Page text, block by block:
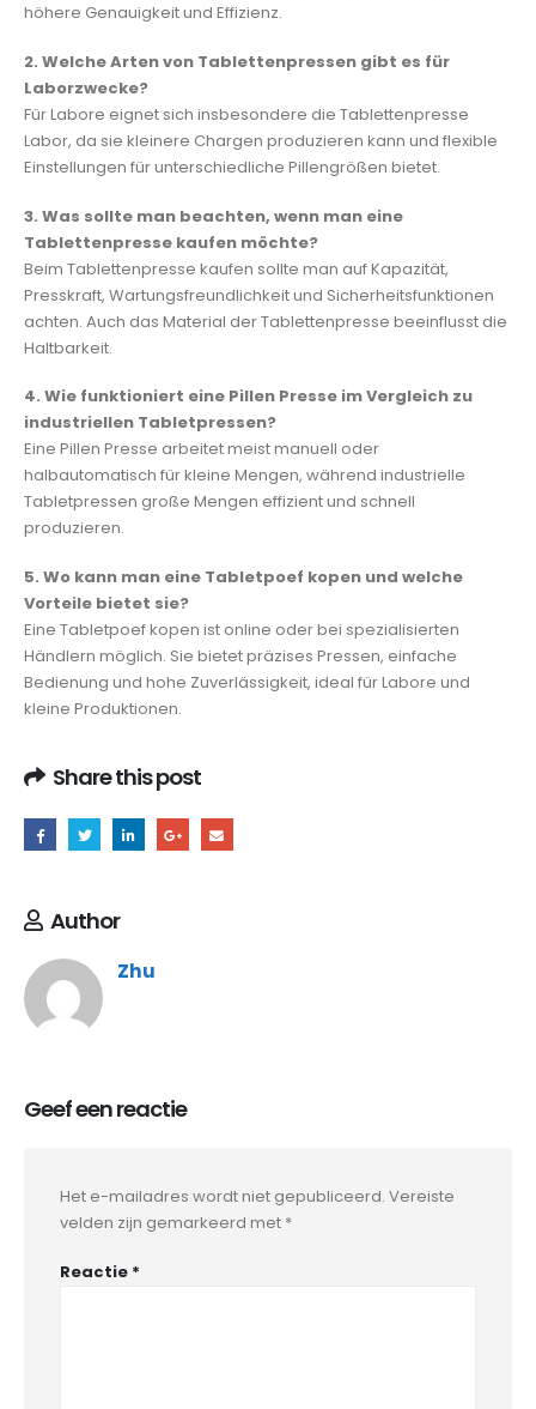
höhere Genauigkeit und Effizienz.
2. Welche Arten von Tablettenpressen gibt es für
Laborzwecke?
Für Labore eignet sich insbesondere die Tablettenpresse
Labor, da sie kleinere Chargen produzieren kann und flexible
Einstellungen für unterschiedliche Pillengrößen bietet.
3. Was sollte man beachten, wenn man eine
Tablettenpresse kaufen möchte?
Beim Tablettenpresse kaufen sollte man auf Kapazität,
Presskraft, Wartungsfreundlichkeit und Sicherheitsfunktionen
achten. Auch das Material der Tablettenpresse beeinflusst die
Haltbarkeit.
4. Wie funktioniert eine Pillen Presse im Vergleich zu
industriellen Tabletpressen?
Eine Pillen Presse arbeitet meist manuell oder
halbautomatisch für kleine Mengen, während industrielle
Tabletpressen große Mengen effizient und schnell
produzieren.
5. Wo kann man eine Tabletpoef kopen und welche
Vorteile bietet sie?
Eine Tabletpoef kopen ist online oder bei spezialisierten
Händlern möglich. Sie bietet präzises Pressen, einfache
Bedienung und hohe Zuverlässigkeit, ideal für Labore und
kleine Produktionen.
Share this post
Author
Zhu
Geef een reactie
Het e-mailadres wordt niet gepubliceerd. Vereiste
velden zijn gemarkeerd met *
Reactie *